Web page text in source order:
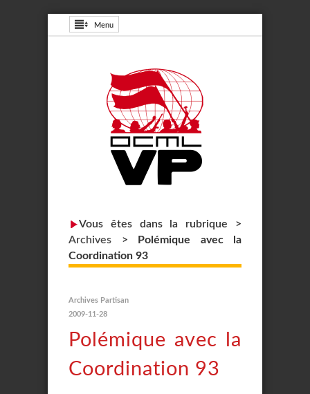
Menu
Vous êtes dans la rubrique >
Archives >
Polémique avec la
Coordination 93
Archives Partisan
2009-11-28
Polémique avec la
Coordination 93